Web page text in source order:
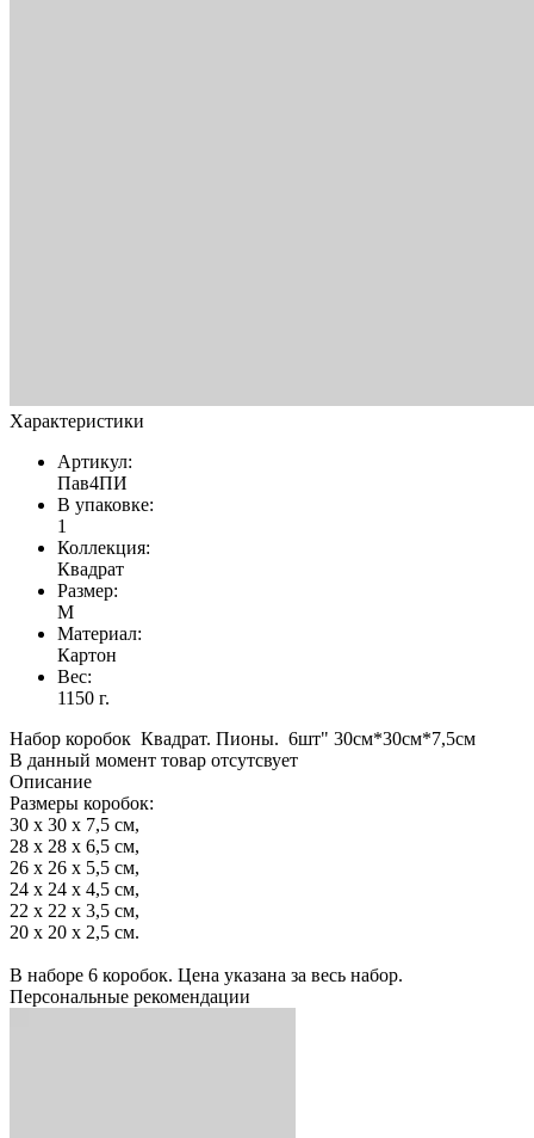
Характеристики
Артикул:
Пав4ПИ
В упаковке:
1
Коллекция:
Квадрат
Размер:
M
Материал:
Картон
Вес:
1150 г.
Набор коробок Квадрат. Пионы. 6шт" 30см*30см*7,5см
В данный момент товар отсутсвует
Описание
Размеры коробок:
30 x 30 x 7,5 см,
28 x 28 x 6,5 см,
26 x 26 x 5,5 см,
24 x 24 x 4,5 см,
22 x 22 x 3,5 см,
20 x 20 x 2,5 см.
В наборе 6 коробок. Цена указана за весь набор.
Персональные рекомендации